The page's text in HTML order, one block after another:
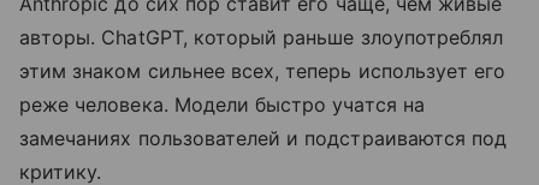
авторы. ChatGPT, который раньше злоупотреблял
этим знаком сильнее всех, теперь использует его
реже человека. Модели быстро учатся на
замечаниях пользователей и подстраиваются под
критику.